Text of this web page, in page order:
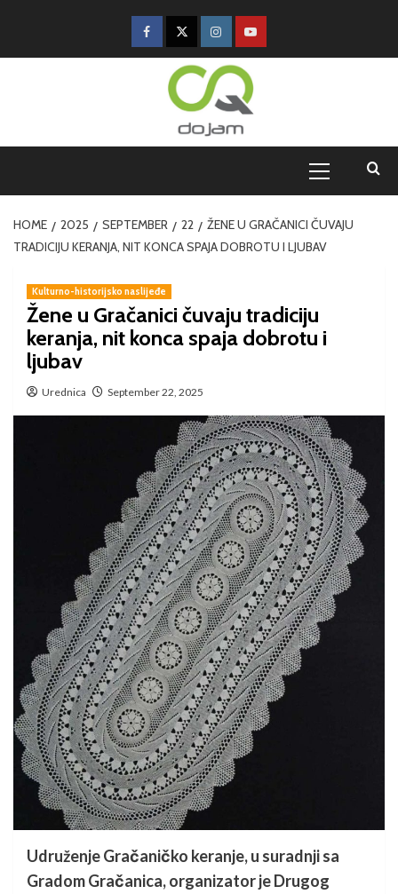
HOME 2025 SEPTEMBER 22
ŽENE U GRAČANICI ČUVAJU
TRADICIJU KERANJA, NIT KONCA SPAJA DOBROTU I LJUBAV
Kulturno-historijsko naslijeđe
Žene u Gračanici čuvaju tradiciju
keranja, nit konca spaja dobrotu i
ljubav
Urednica September 22, 2025
Udruženje Gračaničko keranje, u suradnji sa
Gradom Gračanica, organizator je Drugog